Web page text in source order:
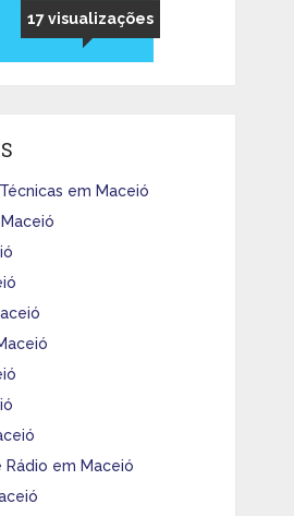
17 visualizações
em Maceió
Rádio em Maceió